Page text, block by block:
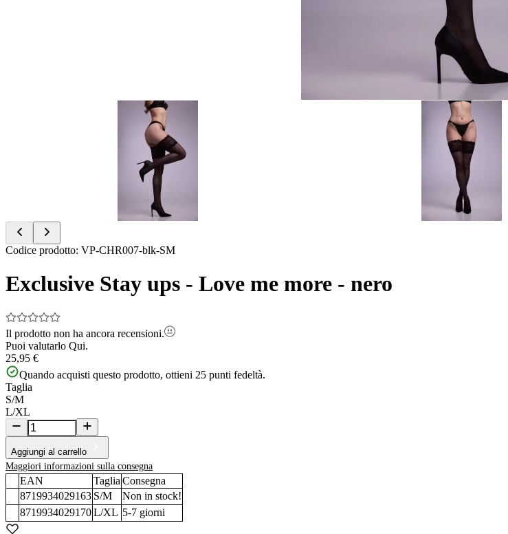
Item
of
Codice prodotto: VP-CHR007-blk-SM
Exclusive Stay ups - Love me more - nero
Il prodotto non ha ancora recensioni.
Puoi valutarlo Qui.
25,95 €
Quando acquisti questo prodotto, ottieni 25 punti fedeltà.
Taglia
S/M
L/XL
Aggiungi al carrello
Maggiori informazioni sulla consegna
EAN Taglia Consegna
8719934029163 S/M
Non in stock!
8719934029170L/XL 5-7 giorni